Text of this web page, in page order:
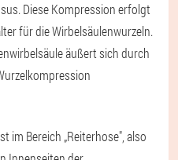
Diese Kompression erfolgt
für die Wirbelsäulenwurzeln.
äußert sich durch
im Bereich „Reiterhose", also